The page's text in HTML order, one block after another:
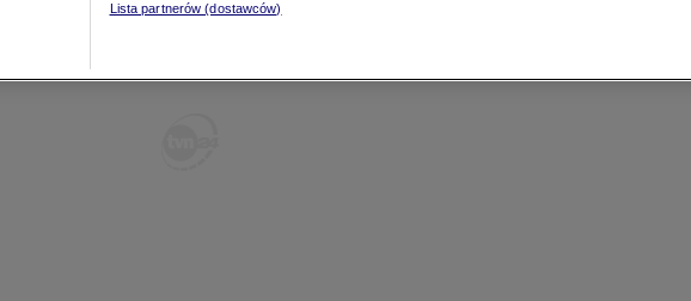
KRAKÓW
Lista partnerów (dostawców)